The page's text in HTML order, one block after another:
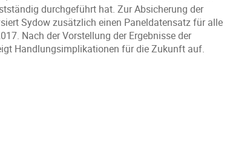
durchgeführt hat. Zur Absicherung der
Sydow zusätzlich einen Paneldatensatz für alle
Nach der Vorstellung der Ergebnisse der
Handlungsimplikationen für die Zukunft auf.